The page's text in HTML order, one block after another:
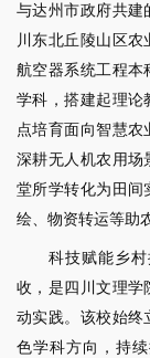
与达州市政府共建
川东北丘陵山区
航空器系统工程本
学科，搭建起理论
点培育面向智慧农
深耕无人机农用场
堂所学转化为田间
绘、物资转运等助
科技赋能乡
收，是四川文理学
动实践。该校始终
色学科方向，持